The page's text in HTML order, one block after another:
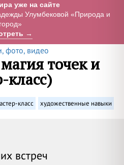
уже на сайте
Улумбековой «Природа и
город»
→
фото, видео
точек и
класс)
класс художественные навыки
встреч